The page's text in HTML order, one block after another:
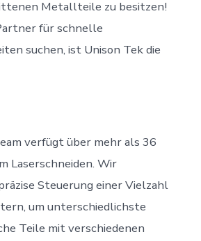
Metallteile zu besitzen!
für schnelle
suchen, ist Unison Tek die
verfügt über mehr als 36
Laserschneiden. Wir
Steuerung einer Vielzahl
um unterschiedlichste
Teile mit verschiedenen